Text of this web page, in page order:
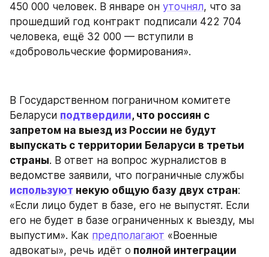
450 000 человек. В январе он уточнял, что за
прошедший год контракт подписали 422 704
человека, ещё 32 000 — вступили в
«добровольческие формирования».
В Государственном пограничном комитете
Беларуси подтвердили, что россиян с
запретом на выезд из России не будут
выпускать с территории Беларуси в третьи
страны. В ответ на вопрос журналистов в
используют некую общую базу двух стран:
«Если лицо будет в базе, его не выпустят. Если
его не будет в базе ограниченных к выезду, мы
выпустим». Как предполагают «Военные
адвокаты», речь идёт о полной интеграции